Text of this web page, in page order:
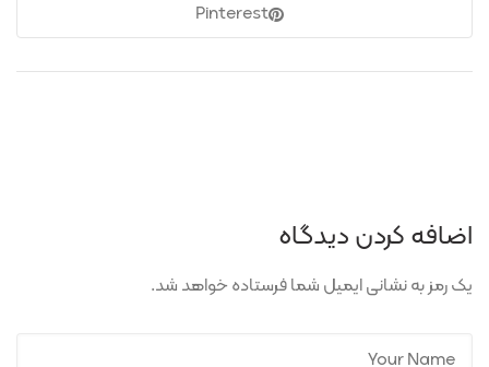
Pinterest
اضافه کردن دیدگاه
یک رمز به نشانی ایمیل شما فرستاده خواهد شد.